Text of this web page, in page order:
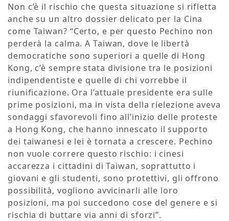
Non c’è il rischio che questa situazione si rifletta
anche su un altro dossier delicato per la Cina
come Taiwan? “Certo, e per questo Pechino non
perderà la calma. A Taiwan, dove le libertà
democratiche sono superiori a quelle di Hong
Kong, c’è sempre stata divisione tra le posizioni
indipendentiste e quelle di chi vorrebbe il
riunificazione. Ora l’attuale presidente era sulle
prime posizioni, ma in vista della rielezione aveva
sondaggi sfavorevoli fino all’inizio delle proteste
a Hong Kong, che hanno innescato il supporto
dei taiwanesi e lei è tornata a crescere. Pechino
non vuole correre questo rischio: i cinesi
accarezza i cittadini di Taiwan, soprattutto i
giovani e gli studenti, sono protettivi, gli offrono
possibilità, vogliono avvicinarli alle loro
posizioni, ma poi succedono cose del genere e si
rischia di buttare via anni di sforzi”.